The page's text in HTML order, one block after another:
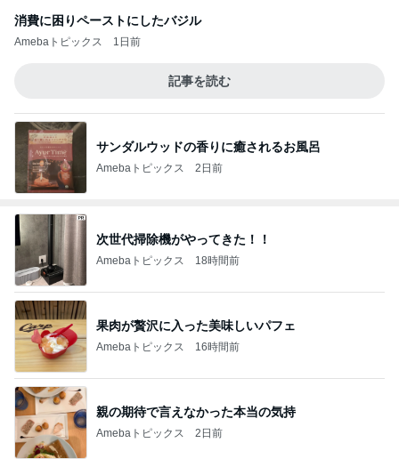
消費に困りペーストにしたバジル
Amebaトピックス 1日前
記事を読む
サンダルウッドの香りに癒されるお風呂
Amebaトピックス 2日前
次世代掃除機がやってきた！！
Amebaトピックス 18時間前
果肉が贅沢に入った美味しいパフェ
Amebaトピックス 16時間前
親の期待で言えなかった本当の気持
Amebaトピックス 2日前